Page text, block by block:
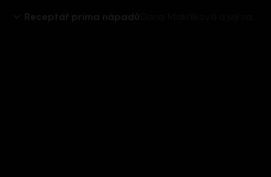
Receptář prima nápadů